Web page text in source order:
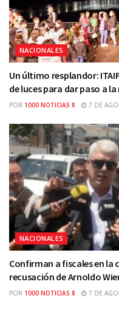
NACIONALES
Un último resplandor:
de luces para dar paso a
POR 1000 NOTICIAS 8 7 DE
NACIONALES
Confirman a fiscales en la
recusación de Arnoldo
POR 1000 NOTICIAS 8 7 DE